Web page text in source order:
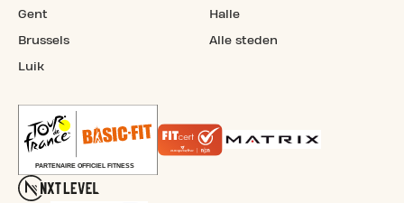
Gent
Brussels
Luik
Halle
Alle steden